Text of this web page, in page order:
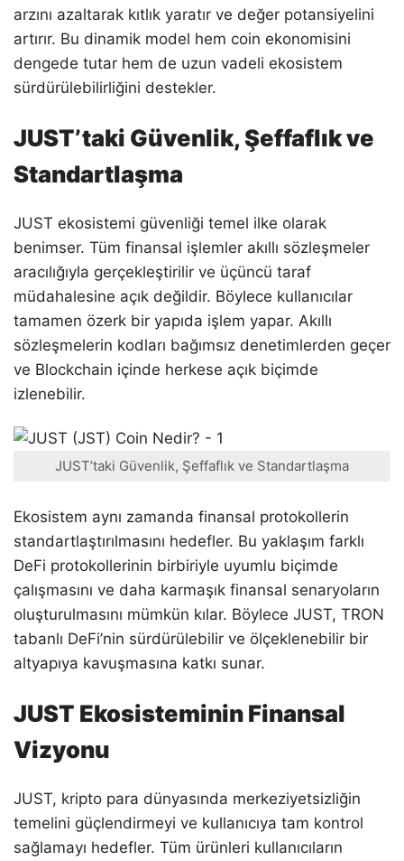
arzını azaltarak kıtlık yaratır ve değer potansiyelini
artırır. Bu dinamik model hem coin ekonomisini
dengede tutar hem de uzun vadeli ekosistem
sürdürülebilirliğini destekler.
JUST’taki Güvenlik, Şeffaflık ve
Standartlaşma
JUST ekosistemi güvenliği temel ilke olarak
benimser. Tüm finansal işlemler akıllı sözleşmeler
aracılığıyla gerçekleştirilir ve üçüncü taraf
müdahalesine açık değildir. Böylece kullanıcılar
tamamen özerk bir yapıda işlem yapar. Akıllı
sözleşmelerin kodları bağımsız denetimlerden geçer
ve Blockchain içinde herkese açık biçimde
izlenebilir.
JUST’taki Güvenlik, Şeffaflık ve Standartlaşma
Ekosistem aynı zamanda finansal protokollerin
standartlaştırılmasını hedefler. Bu yaklaşım farklı
DeFi protokollerinin birbiriyle uyumlu biçimde
çalışmasını ve daha karmaşık finansal senaryoların
oluşturulmasını mümkün kılar. Böylece JUST, TRON
tabanlı DeFi’nin sürdürülebilir ve ölçeklenebilir bir
altyapıya kavuşmasına katkı sunar.
JUST Ekosisteminin Finansal
Vizyonu
JUST, kripto para dünyasında merkeziyetsizliğin
temelini güçlendirmeyi ve kullanıcıya tam kontrol
sağlamayı hedefler. Tüm ürünleri kullanıcıların